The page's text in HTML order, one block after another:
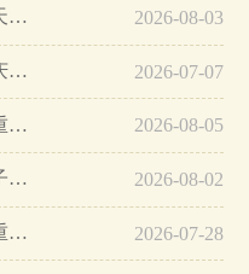
天子重庆红香烟价格表和图片 天子重庆红香烟多少钱一条… 2026-08-03
重庆产的天子烟多少钱一盒 重庆天子一号香烟价格表图片… 2026-07-07
天子重庆香烟多少钱一包 天子重庆香烟价格表和图片一览… 2026-08-05
天子重庆印象香烟价格2025 天子重庆印象多少钱一盒… 2026-08-02
天子重庆20年多少钱一条 天子重庆20年香烟价格… 2026-07-28